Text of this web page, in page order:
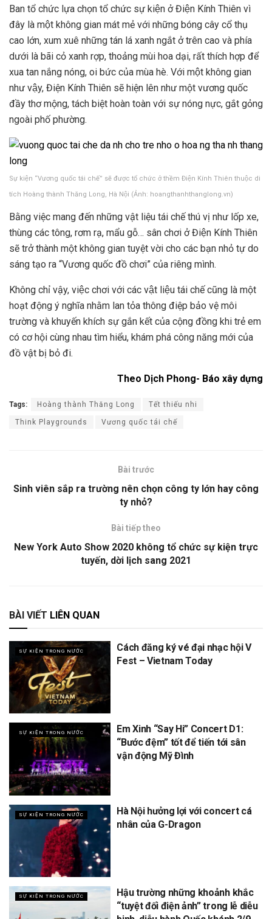
Ban tổ chức lựa chọn tổ chức sự kiện ở Điện Kính Thiên vì
đây là một không gian mát mẻ với những bóng cây cổ thụ
cao lớn, xum xuê những tán lá xanh ngắt ở trên cao và phía
dưới là bãi cỏ xanh rợp, thoảng mùi hoa dại, rất thích hợp để
xua tan nắng nóng, oi bức của mùa hè. Với một không gian
như vậy, Điện Kính Thiên sẽ hiện lên như một vương quốc
đầy thơ mộng, tách biệt hoàn toàn với sự nóng nực, gắt gỏng
ngoài phố phường.
Sự kiện “Vương quốc tái chế” sẽ được tổ chức ở thềm Điện Kính Thiên thuộc di
tích Hoàng thành Thăng Long, Hà Nội (Ảnh: hoangthanhthanglong.vn)
Bằng việc mang đến những vật liệu tái chế thú vị như lốp xe,
thùng các tông, rơm rạ, mẩu gỗ… sân chơi ở Điện Kính Thiên
sẽ trở thành một không gian tuyệt vời cho các bạn nhỏ tự do
sáng tạo ra “Vương quốc đồ chơi” của riêng mình.
Không chỉ vậy, việc chơi với các vật liệu tái chế cũng là một
hoạt động ý nghĩa nhằm lan tỏa thông điệp bảo vệ môi
trường và khuyến khích sự gắn kết của cộng đồng khi trẻ em
có cơ hội cùng nhau tìm hiểu, khám phá công năng mới của
đồ vật bị bỏ đi.
Theo Dịch Phong- Báo xây dựng
Tags: Hoàng thành Thăng Long Tết thiếu nhi
Think Playgrounds Vương quốc tái chế
Bài trước
Sinh viên sắp ra trường nên chọn công ty lớn hay công
ty nhỏ?
Bài tiếp theo
New York Auto Show 2020 không tổ chức sự kiện trực
tuyến, dời lịch sang 2021
BÀI VIẾT LIÊN QUAN
SỰ KIỆN TRONG NƯỚC
Cách đăng ký vé đại nhạc hội V
Fest – Vietnam Today
SỰ KIỆN TRONG NƯỚC
Em Xinh “Say Hi” Concert D1:
“Bước đệm” tốt để tiến tới sân
vận động Mỹ Đình
SỰ KIỆN TRONG NƯỚC
Hà Nội hưởng lợi với concert cá
nhân của G-Dragon
SỰ KIỆN TRONG NƯỚC
Hậu trường những khoảnh khắc
“tuyệt đối điện ảnh” trong lễ diễu